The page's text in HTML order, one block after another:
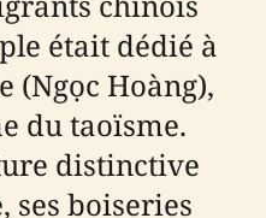
était dédié à
(Ngọc Hoàng),
du taoïsme.
distinctive
ses boiseries